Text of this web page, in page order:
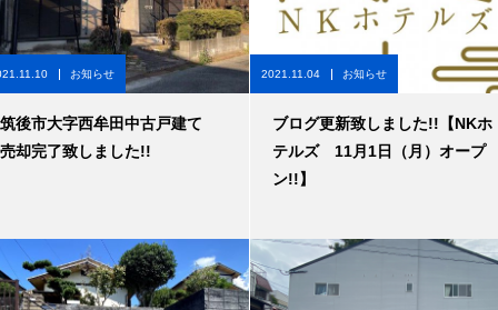
お知らせ
筑後市大字西牟田中古戸建て
売却完了致しました!!
2021.11.04 お知らせ
ブログ更新致しました!!【NKホ
テルズ 11月1日（月）オープ
ン!!】